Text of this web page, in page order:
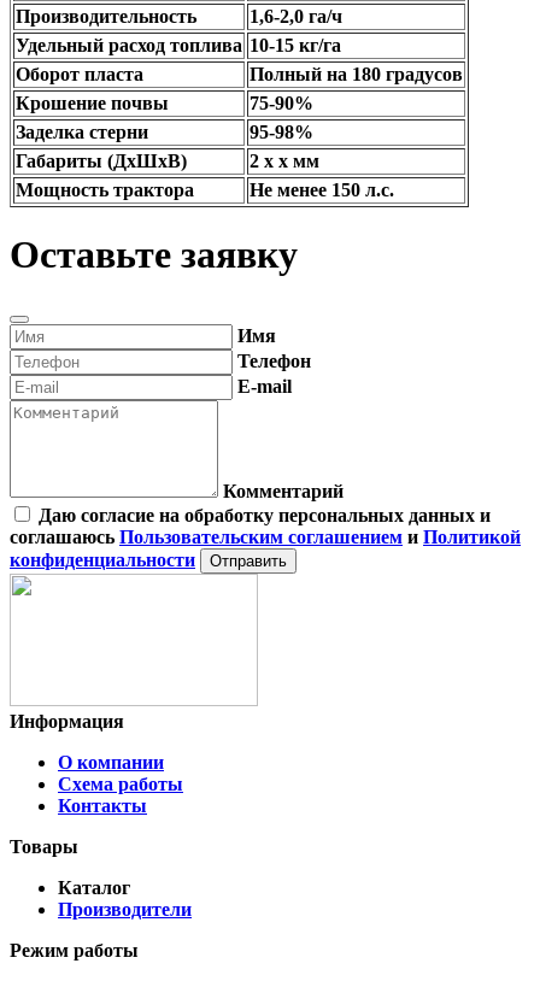
Производительность
1,6-2,0 га/ч
Удельный расход топлива 10-15 кг/га
Оборот пласта
Полный на 180 градусов
Крошение почвы
75-90%
Заделка стерни
95-98%
Габариты (ДхШхВ)
2 x x мм
Мощность трактора
Не менее 150 л.с.
Оставьте заявку
Имя
Телефон
E-mail
Комментарий
Даю согласие на обработку персональных данных и
соглашаюсь Пользовательским соглашением и Политикой
конфиденциальности
Отправить
Информация
О компании
Схема работы
Контакты
Товары
Каталог
Производители
Режим работы